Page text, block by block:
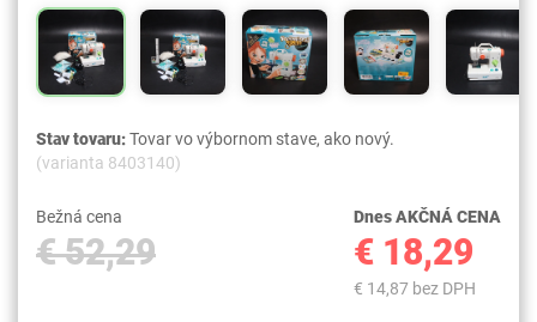
Stav tovaru:Tovar vo výbornom stave, ako nový.
(varianta 8403140)
Bežná cena
€ 52,29
Dnes AKČNÁ CENA
€ 18,29
€ 14,87 bez DPH